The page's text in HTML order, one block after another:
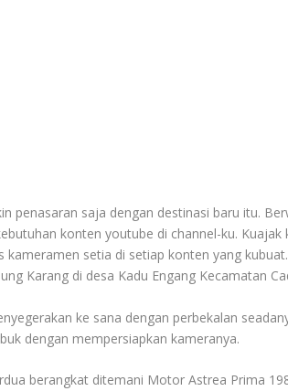
penasaran saja dengan destinasi baru itu.
konten youtube di channel-ku.
kameramen setia di setiap konten yang
Karang di desa Kadu Engang Kecamatan
ke sana dengan perbekalan
dengan mempersiapkan kameranya.
berangkat ditemani Motor Astrea Prima